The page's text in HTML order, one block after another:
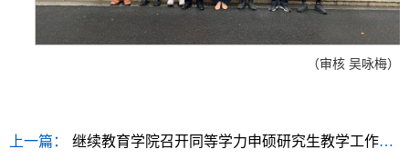
（审核 吴咏梅）
上一篇：
继续教育学院召开同等学力申硕研究生教学工作协调会